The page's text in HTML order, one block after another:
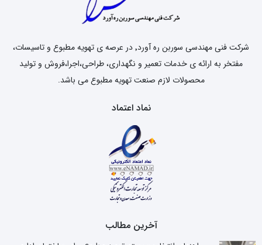
شرکت فنی مهندسی سوربن ره آورد٬ در عرصه ی تهویه مطبوع و تاسیسات،
مفتخر به ارائه ی خدمات تعمیر و نگهداری، طراحی،اجرا،فروش و تولید
محصولات لازم صنعت تهویه مطبوع می باشد.
نماد اعتماد
آخرین مطالب